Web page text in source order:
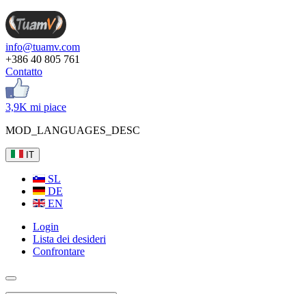
info@tuamv.com
+386 40 805 761
Contatto
3,9K mi piace
MOD_LANGUAGES_DESC
IT
SL
DE
EN
Login
Lista dei desideri
Confrontare